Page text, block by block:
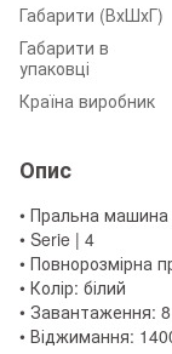
Габарити (ВхШхГ)
Габарити в
упаковці
Країна виробник
Опис
• Пральна машина
• Serie | 4
• Повнорозмірна
• Колір: білий
• Завантаження: 8
• Віджимання: